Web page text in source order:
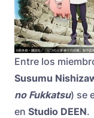
Entre los
Susumu
no Fukkatsu) se
en Studio DEEN.